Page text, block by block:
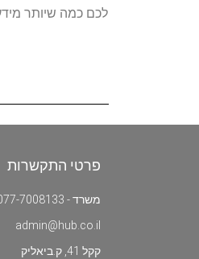
לכם כמה שיותר
פרטי התקשרות
משרד - 077-7008133
admin@hub.co.il
קקל 41, ק.ביאליק